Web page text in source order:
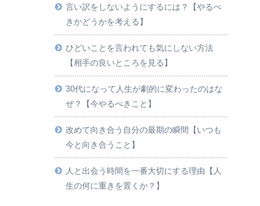
言い訳をしないようにするには？【やるべ
きかどうかを考える】
ひどいことを言われても気にしない方法
【相手の良いところを見る】
30代になって人生が劇的に変わったのはな
ぜ？【今やるべきこと】
改めて向き合う自分の最期の瞬間【いつも
今と向き合うこと】
人と出会う時間を一番大切にする理由【人
生の何に重きを置くか？】